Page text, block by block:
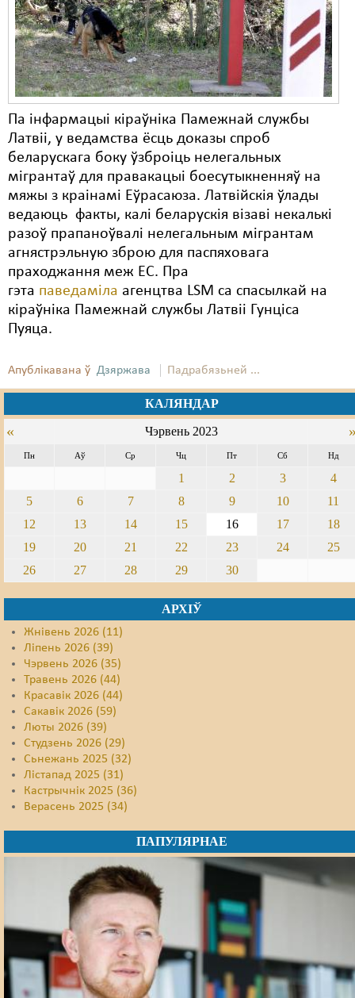
Па інфармацыі кіраўніка Памежнай службы
Латвіі, у ведамства ёсць доказы спроб
беларускага боку ўзброіць нелегальных
мігрантаў для правакацыі боесутыкненняў на
мяжы з краінамі Еўрасаюза. Латвійскія ўлады
ведаюць факты, калі беларускія візаві некалькі
разоў прапаноўвалі нелегальным мігрантам
агнястрэльную зброю для паспяховага
праходжання меж ЕС. Пра
гэта паведаміла агенцтва LSM са спасылкай на
кіраўніка Памежнай службы Латвіі Гунціса
Пуяца.
Апублікавана ў Дзяржава Падрабязьней ...
КАЛЯНДАР
« Чэрвень 2023
Пн Аў Ср Чц Пт Сб Нд
1 2 3
4
5
6 7 8 9 10
11
12
13 14 15 16 17
18
19
20 21 22 23 24
25
26
27 28 29 30
АРХІЎ
Жнівень 2026 (11)
Ліпень 2026 (39)
Чэрвень 2026 (35)
Травень 2026 (44)
Красавік 2026 (44)
Сакавік 2026 (59)
Люты 2026 (39)
Студзень 2026 (29)
Сьнежань 2025 (32)
Лістапад 2025 (31)
Кастрычнік 2025 (36)
Верасень 2025 (34)
ПАПУЛЯРНАЕ